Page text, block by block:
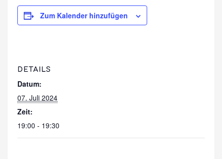
Zum Kalender hinzufügen
DETAILS
Datum:
07. Juli 2024
Zeit:
19:00 - 19:30